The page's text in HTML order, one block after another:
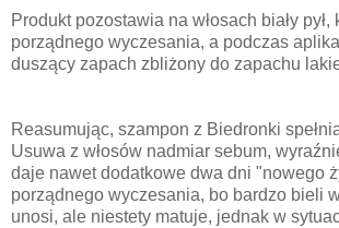
Produkt pozostawia na włosach biały pył,
porządnego wyczesania, a podczas
duszący zapach zbliżony do zapachu
Reasumując, szampon z Biedronki
Usuwa z włosów nadmiar sebum,
daje nawet dodatkowe dwa dni "nowego
porządnego wyczesania, bo bardzo bieli
unosi, ale niestety matuje, jednak w